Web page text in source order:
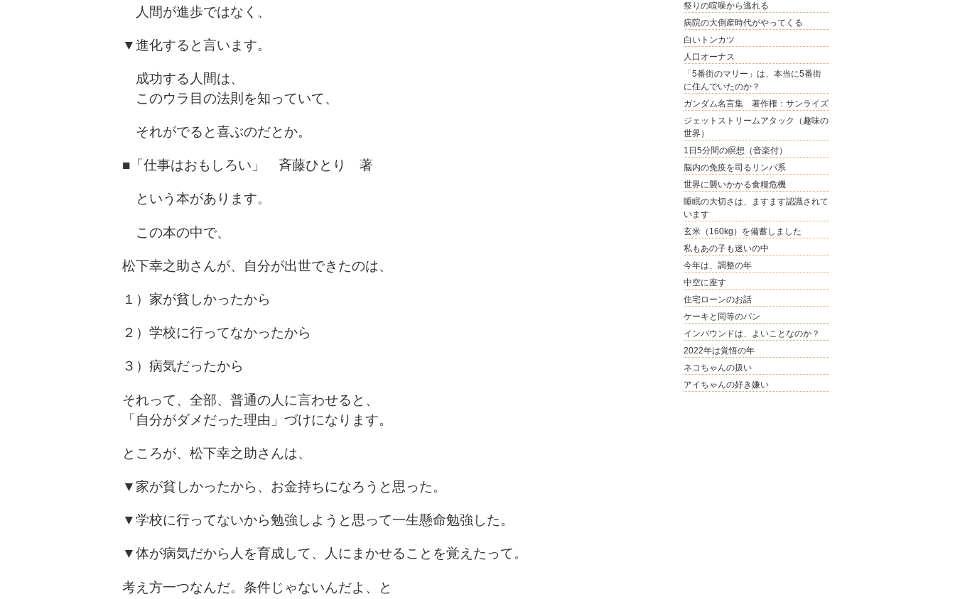
人間が進歩ではなく、
▼進化すると言います。
成功する人間は、
このウラ目の法則を知っていて、
それがでると喜ぶのだとか。
■「仕事はおもしろい」 斉藤ひとり 著
という本があります。
この本の中で、
松下幸之助さんが、自分が出世できたのは、
１）家が貧しかったから
２）学校に行ってなかったから
３）病気だったから
それって、全部、普通の人に言わせると、
「自分がダメだった理由」づけになります。
ところが、松下幸之助さんは、
▼家が貧しかったから、お金持ちになろうと思った。
▼学校に行ってないから勉強しようと思って一生懸命勉強した。
▼体が病気だから人を育成して、人にまかせることを覚えたって。
考え方一つなんだ。条件じゃないんだよ、と
祭りの喧噪から逃れる
病院の大倒産時代がやってくる
白いトンカツ
人口オーナス
「5番街のマリー」は、本当に5番街
に住んでいたのか？
ガンダム名言集 著作権：サンライズ
ジェットストリームアタック（趣味の
世界）
1日5分間の瞑想（音楽付）
脳内の免疫を司るリンパ系
世界に襲いかかる食糧危機
睡眠の大切さは、ますます認識されて
います
玄米（160kg）を備蓄しました
私もあの子も迷いの中
今年は、調整の年
中空に座す
住宅ローンのお話
ケーキと同等のパン
インバウンドは、よいことなのか？
2022年は覚悟の年
ネコちゃんの扱い
アイちゃんの好き嫌い